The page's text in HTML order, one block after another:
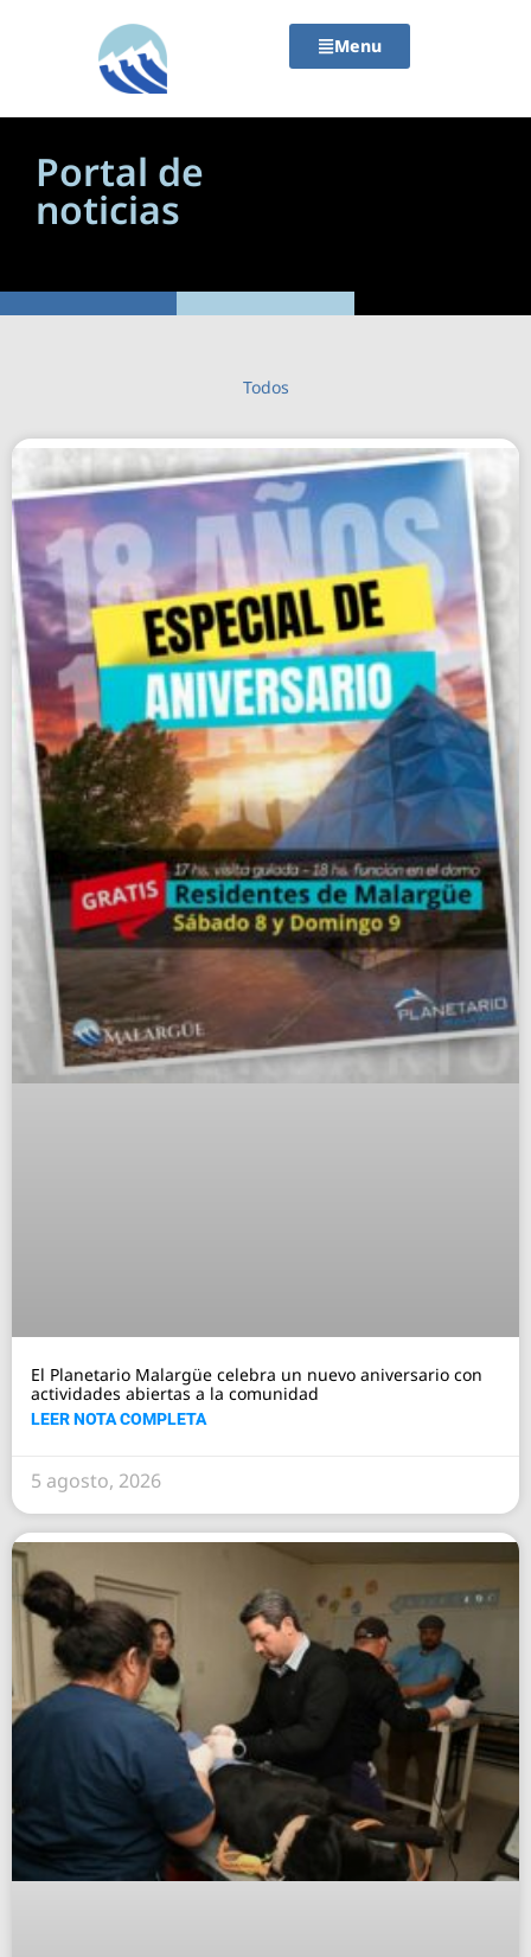
Menu
Portal de
noticias
Todos
El Planetario Malargüe celebra un nuevo aniversario con
actividades abiertas a la comunidad
LEER NOTA COMPLETA
5 agosto, 2026